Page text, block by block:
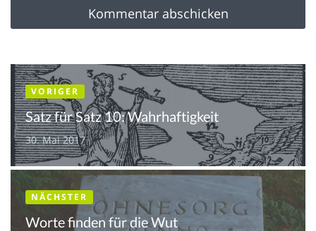
VORIGER
Satz für Satz 10: Wahrhaftigkeit
30. Mai 2017
NÄCHSTER
Worte finden für die Wut